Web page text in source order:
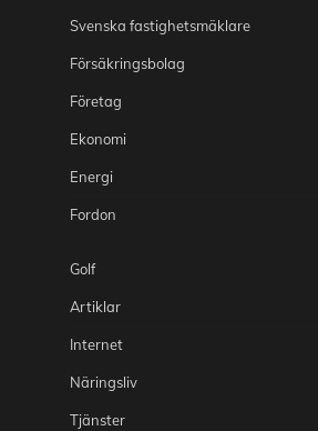
Svenska fastighetsmäklare
Försäkringsbolag
Företag
Ekonomi
Energi
Fordon
Golf
Artiklar
Internet
Näringsliv
Tjänster